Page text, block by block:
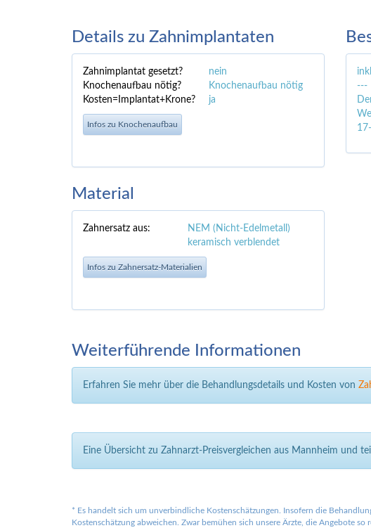
Details zu Zahnimplantaten
Zahnimplantat gesetzt?
nein
Knochenaufbau nötig?
Knochenaufbau nötig
Kosten=Implantat+Krone?
ja
Infos zu Knochenaufbau
Material
Zahnersatz aus:
NEM (Nicht-Edelmetall)
keramisch verblendet
Infos zu Zahnersatz-Materialien
---
Weiterführende Informationen
Erfahren Sie mehr über die Behandlungsdetails und Kosten von
Eine Übersicht zu Zahnarzt-Preisvergleichen aus Mannheim und
* Es handelt sich um unverbindliche Kostenschätzungen. Insofern die
Kostenschätzung abweichen. Zwar bemühen sich unsere Ärzte, die Angebote